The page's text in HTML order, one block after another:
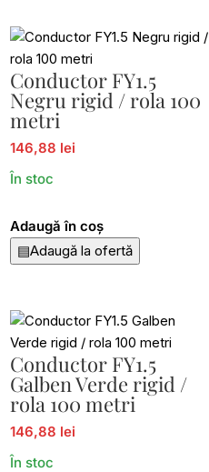
Conductor FY1.5
Negru rigid / rola 100
metri
146,88 lei
În stoc
Adaugă în coș
▤Adaugă la ofertă
Conductor FY1.5
Galben Verde rigid /
rola 100 metri
146,88 lei
În stoc